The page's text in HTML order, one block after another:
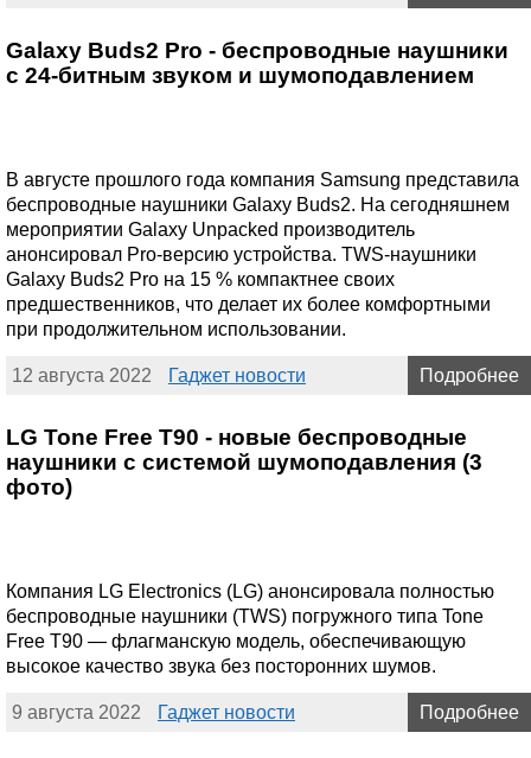
Galaxy Buds2 Pro - беспроводные наушники
с 24-битным звуком и шумоподавлением
В августе прошлого года компания Samsung представила
беспроводные наушники Galaxy Buds2. На сегодняшнем
мероприятии Galaxy Unpacked производитель
анонсировал Pro-версию устройства. TWS-наушники
Galaxy Buds2 Pro на 15 % компактнее своих
предшественников, что делает их более комфортными
при продолжительном использовании.
12 августа 2022 Гаджет новости Подробнее
LG Tone Free T90 - новые беспроводные
наушники с системой шумоподавления (3
фото)
Компания LG Electronics (LG) анонсировала полностью
беспроводные наушники (TWS) погружного типа Tone
Free T90 — флагманскую модель, обеспечивающую
высокое качество звука без посторонних шумов.
9 августа 2022 Гаджет новости Подробнее